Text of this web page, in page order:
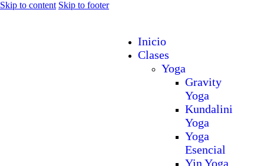
Skip to content Skip to footer
Inicio
Clases
Yoga
Gravity
Yoga
Kundalini
Yoga
Yoga
Esencial
Yin Yoga